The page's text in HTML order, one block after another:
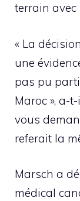
terrain avec
« La
une
pas pu
Maroc », a-
vous
referait la
Marsch a
médical